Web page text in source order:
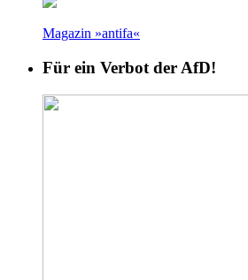
Magazin »antifa«
Für ein Verbot der AfD!